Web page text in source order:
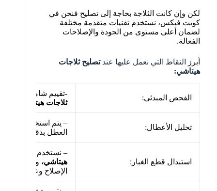
لكن وإن كانت الثلاجة بحاجة إلى تصليح فنحن في
كويت فيكس، نستخدم تقنيات متقدمة مختلفة
لضمان أعلى مستوى من الجودة والإصلاحات
الفعالة.
أبرز النقاط التي نعمل عليها عندتصليح ثلاجات
هيتاشي:
الفحص المبدئي:
-تقييم شامل
ثلاجات هيتاشي
تحليل الأعطال:
– يتم استخدام
العطل بدقة ومن ثم
استبدال قطع الغيار:
– نستخدم قطع غيار
هيتاشي، وبكل تأكيد
الإصلاح وعمر